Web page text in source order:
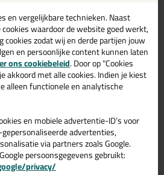
toepassing en kenmerken van dit
product >
producten
en vergelijkbare technieken. Naast
waardoor de website goed werkt,
zodat wij en derde partijen jouw
en persoonlijke content kunnen laten
ons cookiebeleid. Door op "Cookies
akkoord met alle cookies. Indien je kiest
alleen functionele en analytische
en mobiele advertentie-ID’s voor
advertenties,
via partners zoals Google.
persoonsgegevens gebruikt:
privacy/